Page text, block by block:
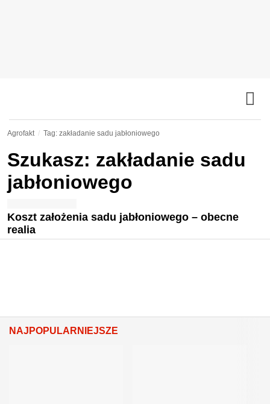
Agrofakt Tag: zakładanie sadu jabłoniowego
Szukasz: zakładanie sadu
jabłoniowego
Koszt założenia sadu jabłoniowego – obecne
realia
NAJPOPULARNIEJSZE